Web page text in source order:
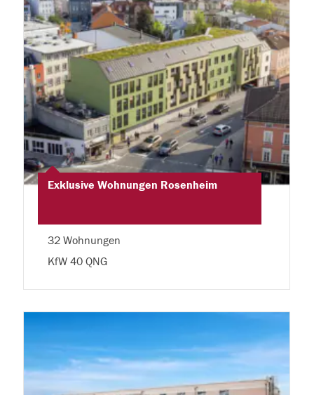
Exklusive Wohnungen Rosenheim
32 Wohnungen
KfW 40 QNG